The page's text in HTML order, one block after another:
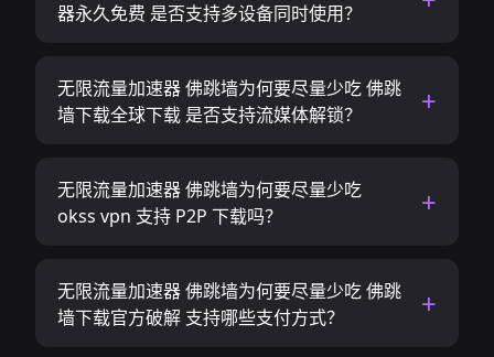
器永久免费 是否支持多设备同时使用？
无限流量加速器 佛跳墙为何要尽量少吃 佛跳
墙下载全球下载 是否支持流媒体解锁？
无限流量加速器 佛跳墙为何要尽量少吃
okss vpn 支持 P2P 下载吗？
无限流量加速器 佛跳墙为何要尽量少吃 佛跳
墙下载官方破解 支持哪些支付方式？